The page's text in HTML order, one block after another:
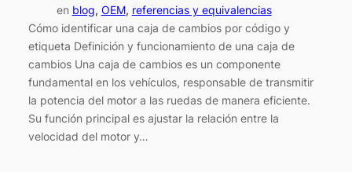
en blog, OEM, referencias y equivalencias
Cómo identificar una caja de cambios por código y
etiqueta Definición y funcionamiento de una caja de
cambios Una caja de cambios es un componente
fundamental en los vehículos, responsable de transmitir
la potencia del motor a las ruedas de manera eficiente.
Su función principal es ajustar la relación entre la
velocidad del motor y…